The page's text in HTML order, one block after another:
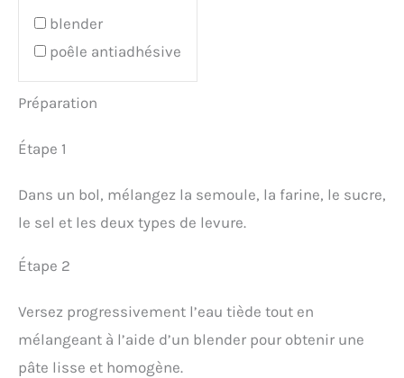
blender
poêle antiadhésive
Préparation
Étape 1
Dans un bol, mélangez la semoule, la farine, le sucre,
le sel et les deux types de levure.
Étape 2
Versez progressivement l’eau tiède tout en
mélangeant à l’aide d’un blender pour obtenir une
pâte lisse et homogène.